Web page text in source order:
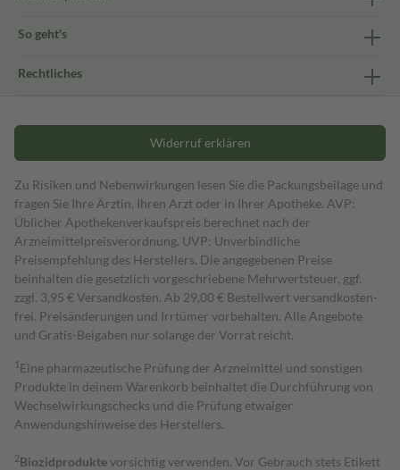
So geht's
Rechtliches
Widerruf erklären
Zu Risiken und Nebenwirkungen lesen Sie die Packungsbeilage und
fragen Sie Ihre Ärztin, Ihren Arzt oder in Ihrer Apotheke. AVP:
Üblicher Apothekenverkaufspreis berechnet nach der
Arzneimittelpreisverordnung. UVP: Unverbindliche
Preisempfehlung des Herstellers. Die angegebenen Preise
beinhalten die gesetzlich vorgeschriebene Mehrwertsteuer, ggf.
zzgl. 3,95 € Versandkosten. Ab 29,00 € Bestell­wert versand­kosten­
frei. Preisänderungen und Irrtümer vorbehalten. Alle Angebote
und Gratis-Beigaben nur solange der Vorrat reicht.
1 Eine pharmazeutische Prüfung der Arzneimittel und sonstigen
Produkte in deinem Warenkorb beinhaltet die Durchführung von
Wechselwirkungschecks und die Prüfung etwaiger
Anwendungshinweise des Herstellers.
2Biozidproduktevorsichtig verwenden. Vor Gebrauch stets Etikett